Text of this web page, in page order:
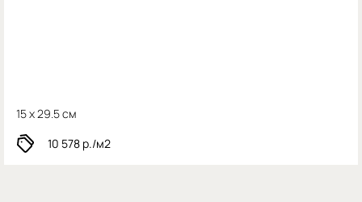
15 x 29.5 см
10 578 р./м2